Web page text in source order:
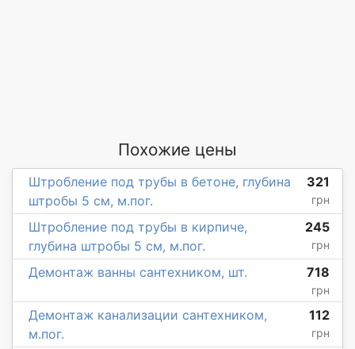
Похожие цены
Штробление под трубы в бетоне, глубина
штробы 5 см, м.пог.
321
грн
Штробление под трубы в кирпиче,
глубина штробы 5 см, м.пог.
245
грн
Демонтаж ванны сантехником, шт. 718
грн
Демонтаж канализации сантехником,
м.пог.
112
грн